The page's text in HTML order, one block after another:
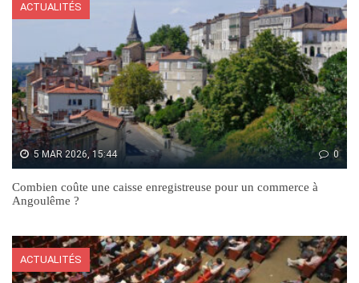
ACTUALITÉS
5 MAR 2026, 15:44 0
Combien coûte une caisse enregistreuse pour un commerce à
Angoulême ?
ACTUALITÉS